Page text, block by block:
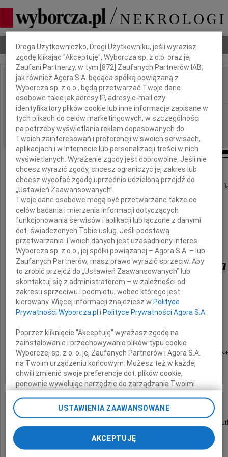
Nekrologi Odeszli Poradnik pogrzebowy
IMIĘ I NAZWISKO: Maria Kołakowska
REGION: Warszawa
DATA EMISJI: 18.03.2011
W dniu 14 marca 2011 roku zmarła w wieku 90
dr Maria Kołakowska
z domu Kwiatkowska
dnia 21 marca 2011 roku o godzinie 14.00
w kościele pw. św. Karola Boromeusza na
po czym nastąpi odprowadzenie
na cmentarz miejscowy do grobu rodzinnego.
O czym zawiadamiają pogrążeni w głębokim
syn, synowa, wnuki i prawnuk
Dbamy o Twoją prywatność
Droga Użytkowniczko, Drogi Użytkowniku, jeśli wyrazisz
zgodę klikając "Akceptuję", Wyborcza sp. z o.o. oraz jej
Zaufani Partnerzy, w tym [872] Zaufanych Partnerów IAB,
jak również Agora S.A. będąca spółką powiązaną z
Wyborcza sp. z o.o., będą przetwarzać Twoje dane
osobowe takie jak adresy IP, adresy e-mail czy
identyfikatory plików cookie lub inne informacje zapisane w
tych plikach do celów marketingowych, w szczególności
na potrzeby wyświetlania reklam dopasowanych do
Twoich zainteresowań i preferencji w swoich serwisach,
aplikacjach i w Internecie lub personalizacji treści w nich
wyświetlanych. Wyrażenie zgody jest dobrowolne. Jeśli nie
chcesz wyrazić zgody, chcesz ograniczyć jej zakres lub
chcesz wycofać zgodę uprzednio udzieloną przejdź do
„Ustawień Zaawansowanych”.
Twoje dane osobowe mogą być przetwarzane także do
celów badania i mierzenia informacji dotyczących
funkcjonowania serwisów i aplikacji lub łączone z danymi
dot. świadczonych Tobie usług. Jeśli podstawą
przetwarzania Twoich danych jest uzasadniony interes
Wyborcza sp. z o.o., jej spółki powiązanej – Agora S.A. – lub
Zaufanych Partnerów, masz prawo wyrazić sprzeciw. Aby
to zrobić przejdź do „Ustawień Zaawansowanych” lub
skontaktuj się z administratorem – w zależności od
zakresu sprzeciwu i podmiotu, wobec którego jest
kierowany. Więcej informacji znajdziesz wPolityce
Prywatności Wyborcza.pl iPolityce Prywatności Agora S.A.
Poprzez kliknięcie "Akceptuję" wyrażasz zgodę na
zainstalowanie i przechowywanie plików typu cookie
Wyborczej sp. z o. o. jej Zaufanych Partnerów i Agora S.A.
na Twoim urządzeniu końcowym. Możesz też w każdej
chwili zmienić swoje preferencje dot. plików cookie,
ponownie wywołując narzędzie do zarządzania Twoimi
odnośnik „Ustawienia prywatności” w stopce serwisu i
przechodząc do sekcji „Ustawienia zaawansowane”.
Zmiana ustawień plików cookie możliwa jest także za
pomocą ustawień przeglądarki.
USTAWIENIA ZAAWANSOWANE
AKCEPTUJĘ